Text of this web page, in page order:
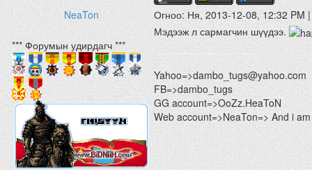
NeaTon Огноо: Ня, 2013-12-08, 12:32 PM
*** Форумын удирдагч ***
Мэдээж л сармагчин шүүдээ.
Yahoo=>dambo_tugs@yahoo.com
FB=>dambo_tugs
GG account=>OoZz.HeaToN
Web account=>NeaTon=> And i